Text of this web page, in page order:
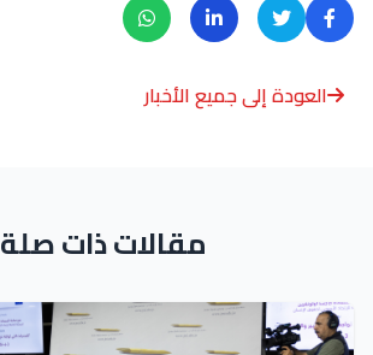
العودة إلى جميع الأخبار
مقالات ذات صلة